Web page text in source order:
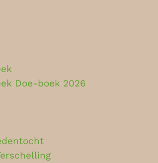
Doe-boek 2026